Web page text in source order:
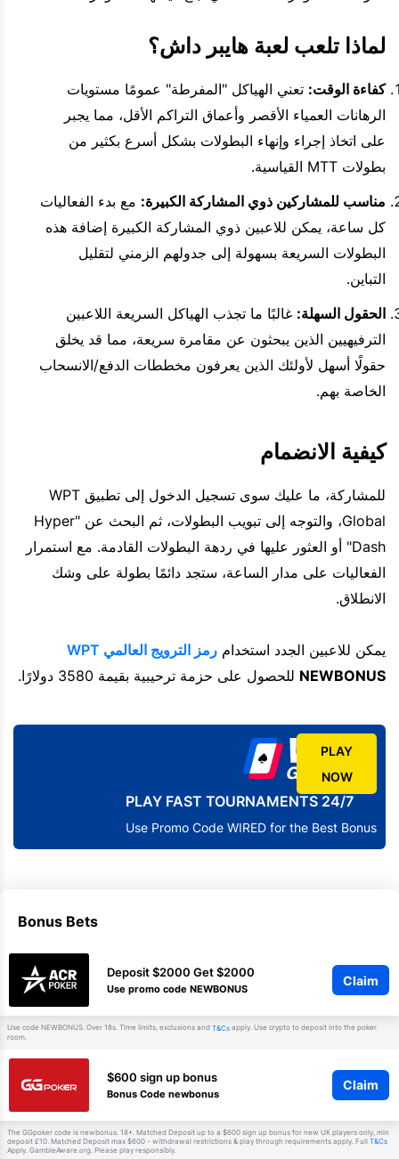
لماذا تلعب لعبة هايبر داش؟
كفاءة الوقت: تعني الهياكل "المفرطة" عمومًا مستويات
الرهانات العمياء الأقصر وأعماق التراكم الأقل، مما يجبر
على اتخاذ إجراء وإنهاء البطولات بشكل أسرع بكثير من
بطولات MTT القياسية.
مناسب للمشاركين ذوي المشاركة الكبيرة: مع بدء الفعاليات
كل ساعة، يمكن للاعبين ذوي المشاركة الكبيرة إضافة هذه
البطولات السريعة بسهولة إلى جدولهم الزمني لتقليل
التباين.
الحقول السهلة: غالبًا ما تجذب الهياكل السريعة اللاعبين
الترفيهيين الذين يبحثون عن مقامرة سريعة، مما قد يخلق
حقولًا أسهل لأولئك الذين يعرفون مخططات الدفع/الانسحاب
الخاصة بهم.
كيفية الانضمام
للمشاركة، ما عليك سوى تسجيل الدخول إلى تطبيق WPT
Global، والتوجه إلى تبويب البطولات، ثم البحث عن "Hyper
Dash" أو العثور عليها في ردهة البطولات القادمة. مع استمرار
الفعاليات على مدار الساعة، ستجد دائمًا بطولة على وشك
الانطلاق.
يمكن للاعبين الجدد استخدام رمز الترويج العالمي WPT
NEWBONUS للحصول على حزمة ترحيبية بقيمة 3580 دولارًا.
PLAY FAST TOURNAMENTS 24/7
Use Promo Code WIRED for the Best Bonus
PLAY
NOW
Bonus Bets
Deposit $2000 Get $2000
Use promo code NEWBONUS
Claim
Use code NEWBONUS. Over 18s. Time limits, exclusions and T&Cs apply. Use crypto to deposit into the poker
room.
$600 sign up bonus
Bonus Code newbonus
Claim
The GGpoker code is newbonus. 18+. Matched Deposit up to a $600 sign up bonus for new UK players only, min
deposit £10. Matched Deposit max $600 - withdrawal restrictions & play through requirements apply. Full T&Cs
Apply. GambleAware.org. Please play responsibly.